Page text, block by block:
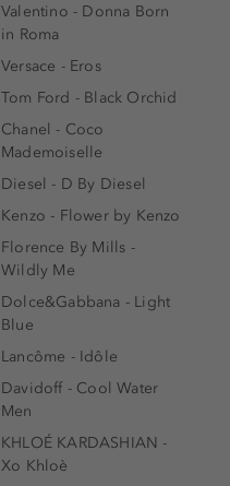
Valentino - Donna Born
in Roma
Versace - Eros
Tom Ford - Black Orchid
Chanel - Coco
Mademoiselle
Diesel - D By Diesel
Kenzo - Flower by Kenzo
Florence By Mills -
Wildly Me
Dolce&Gabbana - Light
Blue
Lancôme - Idôle
Davidoff - Cool Water
Men
KHLOÉ KARDASHIAN -
Xo Khloè